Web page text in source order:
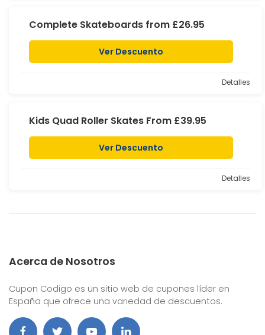
Complete Skateboards from £26.95
Ver Descuento
Detalles
Kids Quad Roller Skates From £39.95
Ver Descuento
Detalles
Acerca de Nosotros
Cupon Codigo es un sitio web de cupones líder en
España que ofrece una variedad de descuentos.